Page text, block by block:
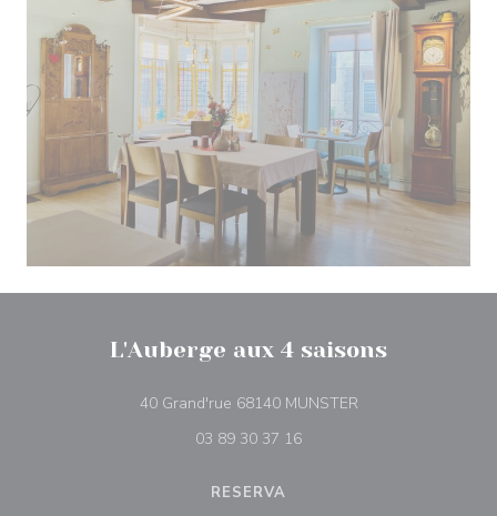
L'Auberge aux 4 saisons
40 Grand'rue 68140 MUNSTER((abre en una
03 89 30 37 16
RESERVA